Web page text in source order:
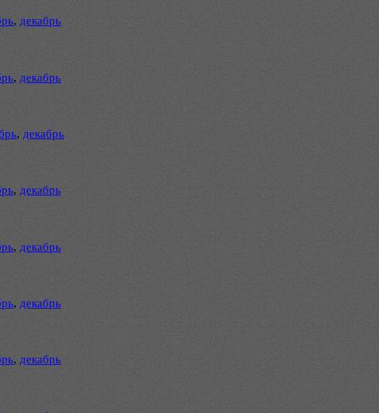
, декабрь
, декабрь
, декабрь
, декабрь
, декабрь
, декабрь
, декабрь